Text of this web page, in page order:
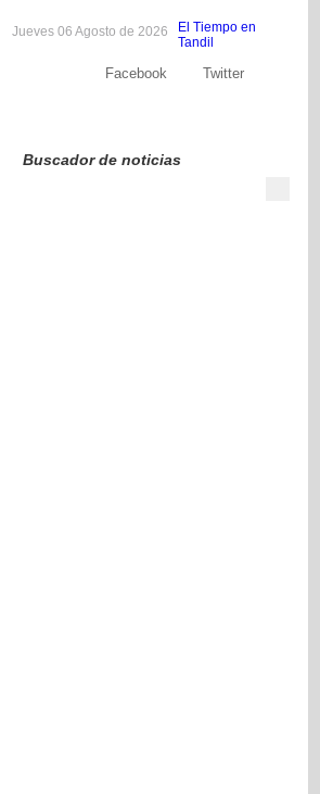
El Tiempo en
Tandil
Jueves 06 Agosto de 2026
Facebook Twitter
Buscador de noticias